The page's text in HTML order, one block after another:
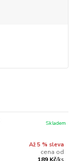
Až 5 % sleva
cena od
Skladem